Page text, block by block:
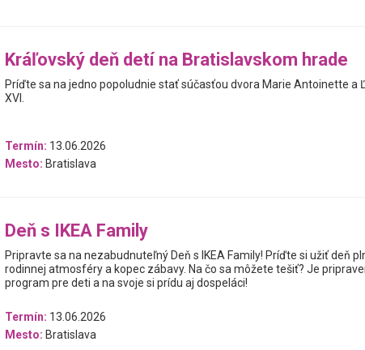
Kráľovský deň detí na Bratislavskom hrade
Príďte sa na jedno popoludnie stať súčasťou dvora Marie Antoinette a
XVI.
Termín: 13.06.2026
Mesto: Bratislava
Deň s IKEA Family
Pripravte sa na nezabudnuteľný Deň s IKEA Family! Príďte si užiť deň
rodinnej atmosféry a kopec zábavy. Na čo sa môžete tešiť? Je
program pre deti a na svoje si prídu aj dospeláci!
Termín: 13.06.2026
Mesto: Bratislava